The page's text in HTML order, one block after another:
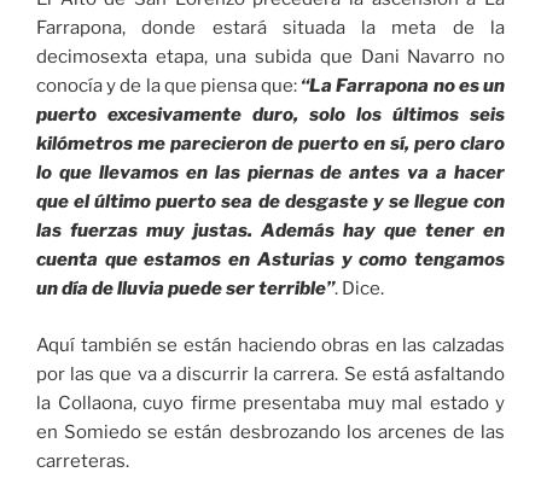
Farrapona, donde estará situada la meta de la
decimosexta etapa, una subida que Dani Navarro no
conocía y de la que piensa que: “La Farrapona no es un
puerto excesivamente duro, solo los últimos seis
kilómetros me parecieron de puerto en sí, pero claro
lo que llevamos en las piernas de antes va a hacer
que el último puerto sea de desgaste y se llegue con
las fuerzas muy justas. Además hay que tener en
cuenta que estamos en Asturias y como tengamos
un día de lluvia puede ser terrible”. Dice.
Aquí también se están haciendo obras en las calzadas
por las que va a discurrir la carrera. Se está asfaltando
la Collaona, cuyo firme presentaba muy mal estado y
en Somiedo se están desbrozando los arcenes de las
carreteras.